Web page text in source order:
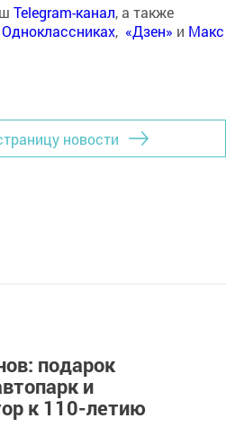
Telegram-канал, а также
Одноклассниках, «Дзен» и Макс
новости
подарок
и
к 110-летию